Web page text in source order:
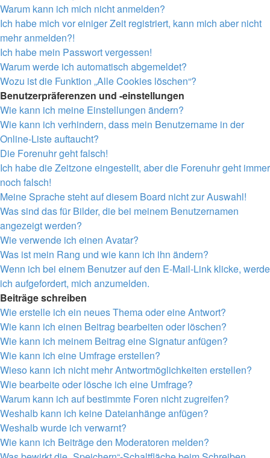
Warum kann ich mich nicht anmelden?
Ich habe mich vor einiger Zeit registriert, kann mich aber nicht
mehr anmelden?!
Ich habe mein Passwort vergessen!
Warum werde ich automatisch abgemeldet?
Wozu ist die Funktion „Alle Cookies löschen“?
Benutzerpräferenzen und -einstellungen
Wie kann ich meine Einstellungen ändern?
Wie kann ich verhindern, dass mein Benutzername in der
Online-Liste auftaucht?
Die Forenuhr geht falsch!
Ich habe die Zeitzone eingestellt, aber die Forenuhr geht immer
noch falsch!
Meine Sprache steht auf diesem Board nicht zur Auswahl!
Was sind das für Bilder, die bei meinem Benutzernamen
angezeigt werden?
Wie verwende ich einen Avatar?
Was ist mein Rang und wie kann ich ihn ändern?
Wenn ich bei einem Benutzer auf den E-Mail-Link klicke, werde
ich aufgefordert, mich anzumelden.
Beiträge schreiben
Wie erstelle ich ein neues Thema oder eine Antwort?
Wie kann ich einen Beitrag bearbeiten oder löschen?
Wie kann ich meinem Beitrag eine Signatur anfügen?
Wie kann ich eine Umfrage erstellen?
Wieso kann ich nicht mehr Antwortmöglichkeiten erstellen?
Wie bearbeite oder lösche ich eine Umfrage?
Warum kann ich auf bestimmte Foren nicht zugreifen?
Weshalb kann ich keine Dateianhänge anfügen?
Weshalb wurde ich verwarnt?
Wie kann ich Beiträge den Moderatoren melden?